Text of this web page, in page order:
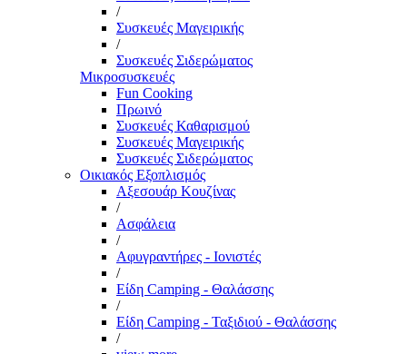
/
Συσκευές Μαγειρικής
/
Συσκευές Σιδερώματος
Μικροσυσκευές
Fun Cooking
Πρωινό
Συσκευές Καθαρισμού
Συσκευές Μαγειρικής
Συσκευές Σιδερώματος
Οικιακός Εξοπλισμός
Αξεσουάρ Κουζίνας
/
Ασφάλεια
/
Αφυγραντήρες - Ιονιστές
/
Είδη Camping - Θαλάσσης
/
Είδη Camping - Ταξιδιού - Θαλάσσης
/